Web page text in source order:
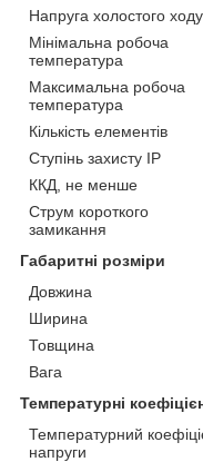
Напруга холостого ходу
Мінімальна робоча
температура
Максимальна робоча
температура
Кількість елементів
Ступінь захисту IP
ККД, не менше
Струм короткого
замикання
Габаритні розміри
Довжина
Ширина
Товщина
Вага
Температурні
Температурний
напруги